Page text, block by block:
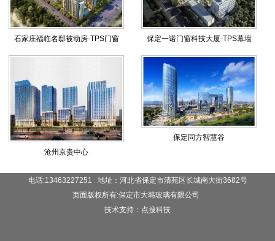
石家庄福临名邸被动房-TPS门窗 保定一诺门窗科技大厦-TPS幕墙
沧州京贵中心
保定同方智慧谷
电话:13463227251 地址：河北省保定市清苑区长城南大街3682号
页面版权所有:保定市大韩玻璃有限公司
技术支持：点搜科技